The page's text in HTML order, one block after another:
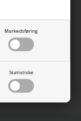
Markedsføring
Statistiske
sweat-stof
er de perfekte til